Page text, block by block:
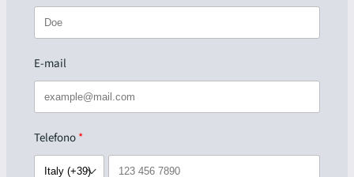
E-mail
Telefono